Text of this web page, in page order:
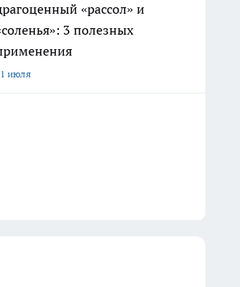
«рассол» и
3 полезных
июля